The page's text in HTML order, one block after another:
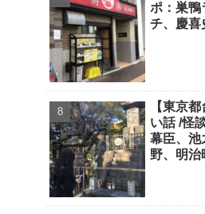
ポ：巣鴨
チ、慶喜
【東京
い話 /怪
幕臣、池
野、明治